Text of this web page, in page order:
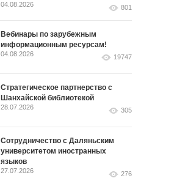
04.08.2026 801
Вебинары по зарубежным
информационным ресурсам!
04.08.2026 19747
Стратегическое партнерство с
Шанхайской библиотекой
28.07.2026 305
Сотрудничество с Даляньским
университетом иностранных
языков
27.07.2026 276